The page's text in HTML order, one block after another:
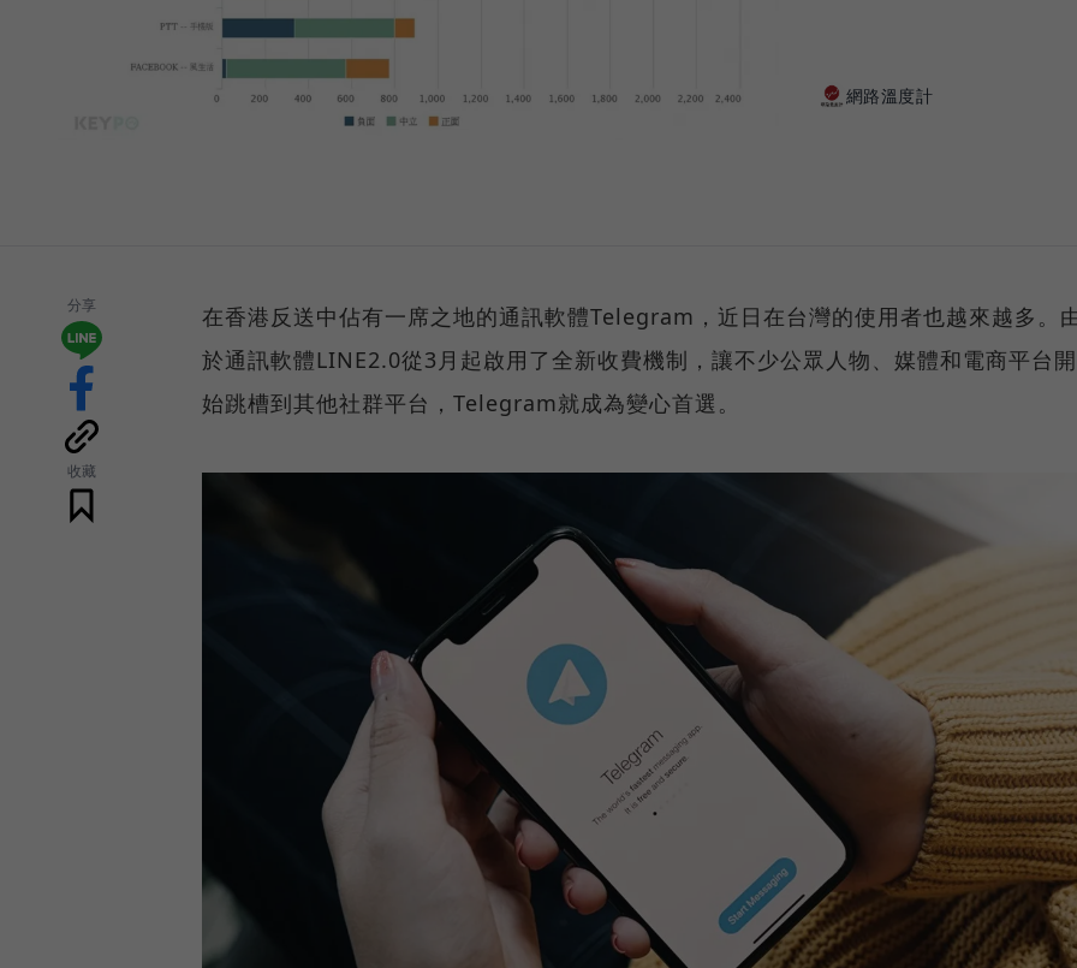
網路溫度計
分享
收藏
在香港反送中佔有一席之地的通訊軟體Telegram，近日在台灣的使用者也越來越多。
於通訊軟體LINE2.0從3月起啟用了全新收費機制，讓不少公眾人物、媒體和電商平台開
始跳槽到其他社群平台，Telegram就成為變心首選。